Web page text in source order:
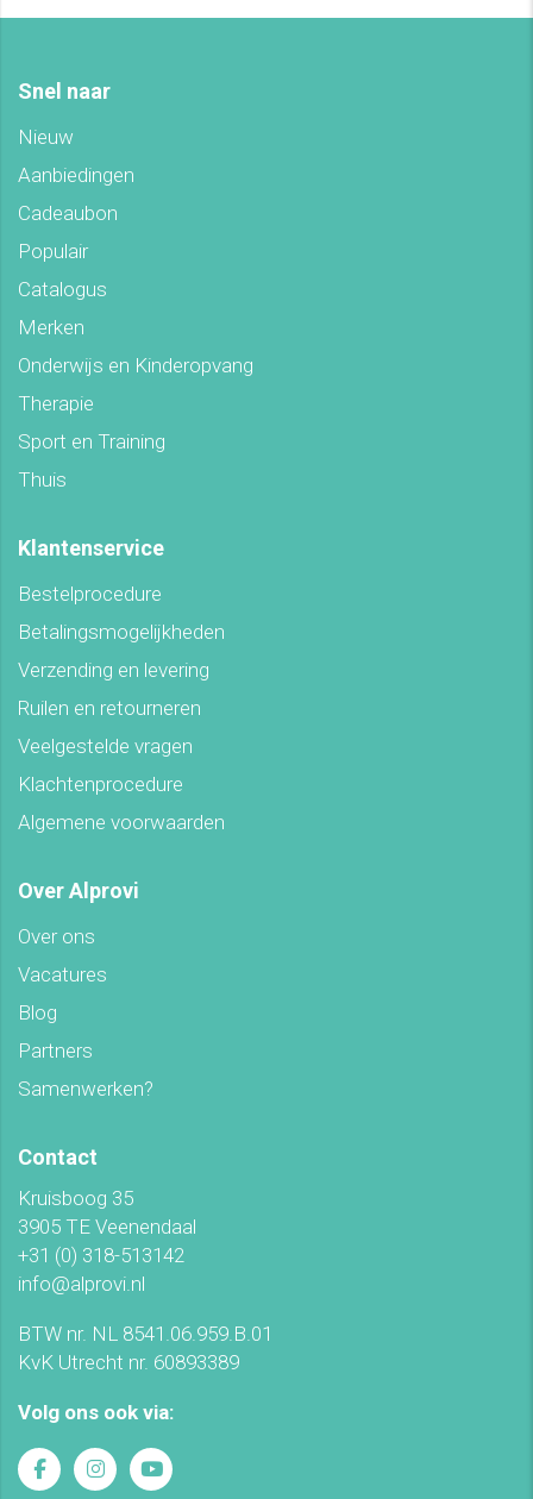
Snel naar
Nieuw
Aanbiedingen
Cadeaubon
Populair
Catalogus
Merken
Onderwijs en Kinderopvang
Therapie
Sport en Training
Thuis
Klantenservice
Bestelprocedure
Betalingsmogelijkheden
Verzending en levering
Ruilen en retourneren
Veelgestelde vragen
Klachtenprocedure
Algemene voorwaarden
Over Alprovi
Over ons
Vacatures
Blog
Partners
Samenwerken?
Contact
Kruisboog 35
3905 TE Veenendaal
+31 (0) 318-513142
info@alprovi.nl
BTW nr. NL 8541.06.959.B.01
KvK Utrecht nr. 60893389
Volg ons ook via: